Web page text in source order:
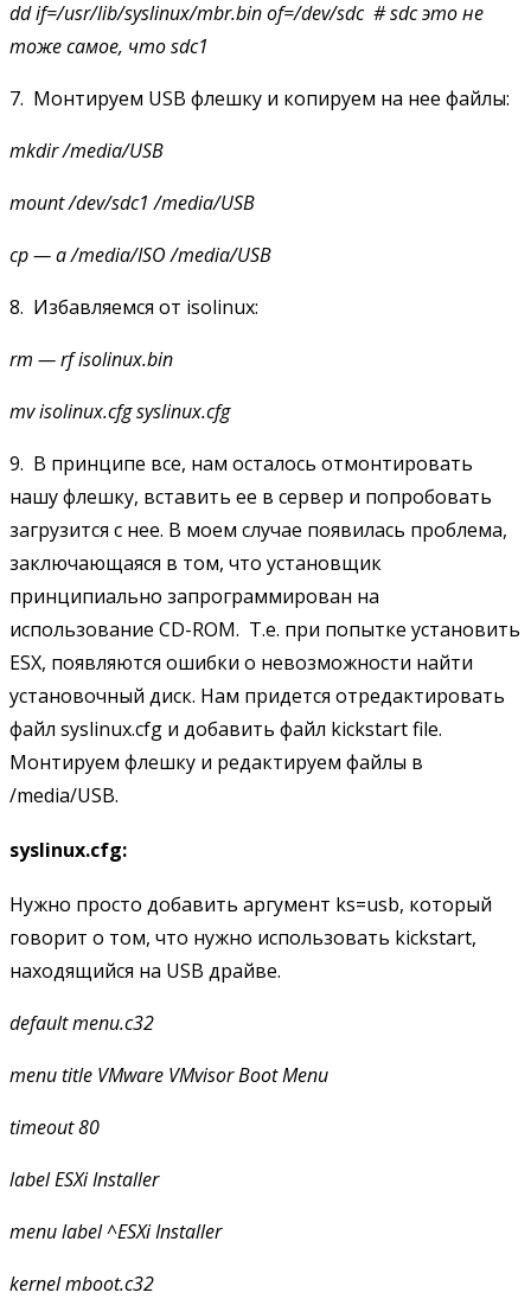
ddif=/usr/lib/syslinux/mbr.bin of=/dev/sdc # sdc это не
тоже самое, что sdc1
7. Монтируем USB флешку и копируем на нее файлы:
mkdir/media/USB
mount/dev/sdc1 /media/USB
cp— a /media/ISO /media/USB
8. Избавляемся от isolinux:
rm — rf isolinux.bin
mvisolinux.cfg syslinux.cfg
9. В принципе все, нам осталось отмонтировать
нашу флешку, вставить ее в сервер и попробовать
загрузится с нее. В моем случае появилась проблема,
заключающаяся в том, что установщик
принципиально запрограммирован на
использование CD-ROM. Т.е. при попытке установить
ESX, появляются ошибки о невозможности найти
установочный диск. Нам придется отредактировать
файл syslinux.cfg и добавить файл kickstart file.
Монтируем флешку и редактируем файлы в
/media/USB.
syslinux.cfg:
Нужно просто добавить аргумент ks=usb, который
говорит о том, что нужно использовать kickstart,
находящийся на USB драйве.
defaultmenu.c32
menutitle VMware VMvisor Boot Menu
timeout80
labelESXi Installer
menulabel ^ESXi Installer
kernelmboot.c32